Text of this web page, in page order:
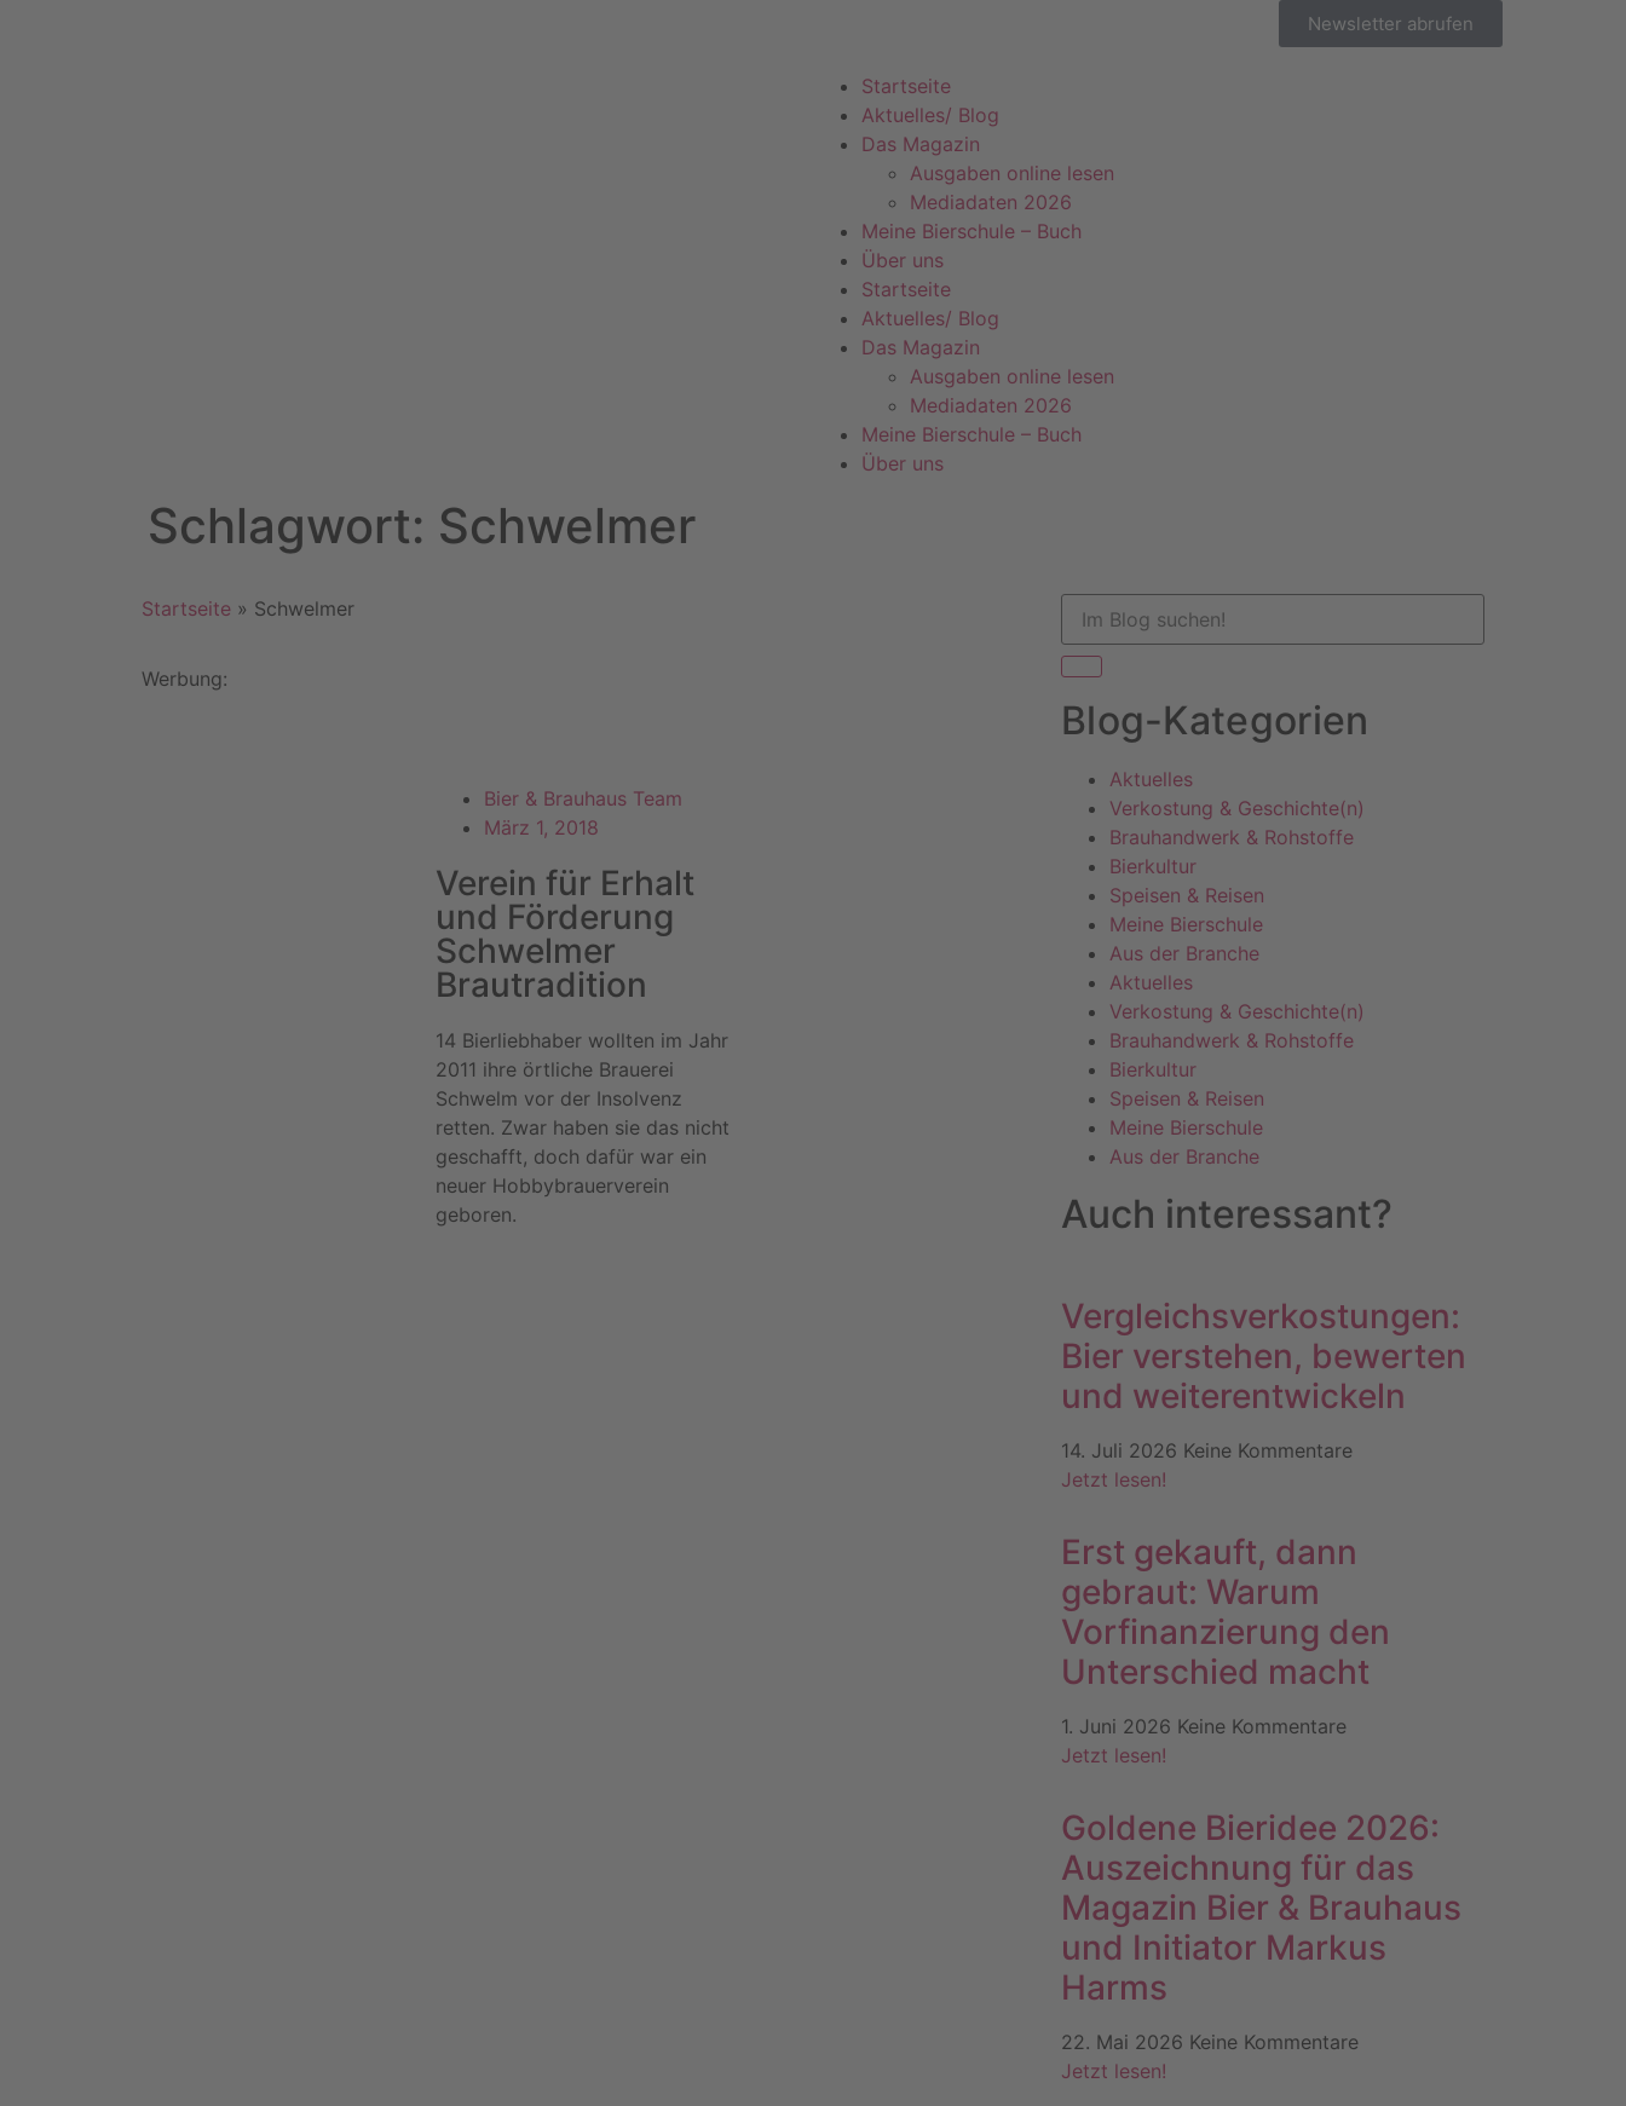
Newsletter abrufen
Startseite
Aktuelles/ Blog
Das Magazin
Ausgaben online lesen
Mediadaten 2026
Meine Bierschule – Buch
Über uns
Startseite
Aktuelles/ Blog
Das Magazin
Ausgaben online lesen
Mediadaten 2026
Meine Bierschule – Buch
Über uns
Schlagwort: Schwelmer
Startseite » Schwelmer
Werbung:
Bier & Brauhaus Team
März 1, 2018
Verein für Erhalt
und Förderung
Schwelmer
Brautradition
14 Bierliebhaber wollten im Jahr
2011 ihre örtliche Brauerei
Schwelm vor der Insolvenz
retten. Zwar haben sie das nicht
geschafft, doch dafür war ein
neuer Hobbybrauerverein
geboren.
Blog-Kategorien
Aktuelles
Verkostung & Geschichte(n)
Brauhandwerk & Rohstoffe
Bierkultur
Speisen & Reisen
Meine Bierschule
Aus der Branche
Aktuelles
Verkostung & Geschichte(n)
Brauhandwerk & Rohstoffe
Bierkultur
Speisen & Reisen
Meine Bierschule
Aus der Branche
Auch interessant?
Vergleichsverkostungen:
Bier verstehen, bewerten
und weiterentwickeln
14. Juli 2026 Keine Kommentare
Jetzt lesen!
Erst gekauft, dann
gebraut: Warum
Vorfinanzierung den
Unterschied macht
1. Juni 2026 Keine Kommentare
Jetzt lesen!
Goldene Bieridee 2026:
Auszeichnung für das
Magazin Bier & Brauhaus
und Initiator Markus
Harms
22. Mai 2026 Keine Kommentare
Jetzt lesen!